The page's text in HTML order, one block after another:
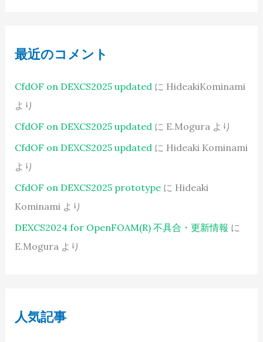
最近のコメント
CfdOF on DEXCS2025 updatedに HideakiKominami
より
CfdOF on DEXCS2025 updatedに E.Moguraより
CfdOF on DEXCS2025 updatedに Hideaki Kominami
より
CfdOF on DEXCS2025 prototypeに Hideaki
Kominamiより
DEXCS2024 for OpenFOAM(R) 不具合・更新情報 に
E.Moguraより
人気記事